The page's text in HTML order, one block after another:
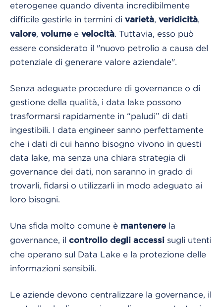
eterogenee quando diventa incredibilmente
difficile gestirle in termini di varietà, veridicità,
valore, volumee velocità. Tuttavia, esso può
essere considerato il "nuovo petrolio a causa del
potenziale di generare valore aziendale".
Senza adeguate procedure di governance o di
gestione della qualità, i data lake possono
trasformarsi rapidamente in “paludi” di dati
ingestibili. I data engineer sanno perfettamente
che i dati di cui hanno bisogno vivono in questi
data lake, ma senza una chiara strategia di
governance dei dati, non saranno in grado di
trovarli, fidarsi o utilizzarli in modo adeguato ai
loro bisogni.
Una sfida molto comune è mantenerela
governance, il controllo degli accessi sugli utenti
che operano sul Data Lake e la protezione delle
informazioni sensibili.
Le aziende devono centralizzare la governance, il